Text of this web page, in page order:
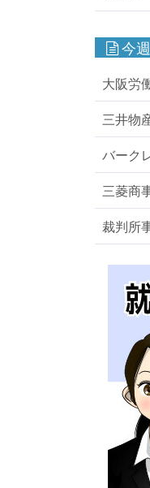
今
大阪労
三井物
バーク
三菱商
裁判所